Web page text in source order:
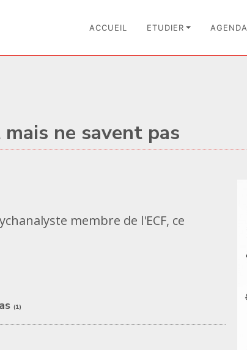
ACCUEIL ETUDIER AGENDA
ne savent pas
membre de l'ECF, ce
(1)